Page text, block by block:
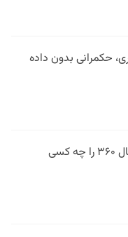
حکمرانی بدون داده
فیلتر در وقت اضافه؛ فوتبال ۳۶۰ را چه کسی